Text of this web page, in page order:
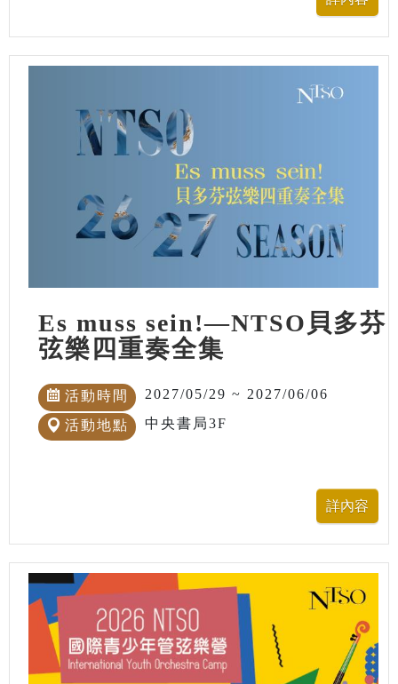
Es muss sein!—NTSO貝多芬
弦樂四重奏全集
活動時間 2027/05/29 ~ 2027/06/06
活動地點 中央書局3F